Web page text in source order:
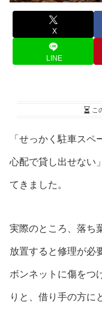
X
LINE
こ
「せっかく駐車ス
心配で貸し出せない
てきました。
実際のところ、落ち
放置すると修理が必
ボンネットに傷をつ
りと、借り手の方に